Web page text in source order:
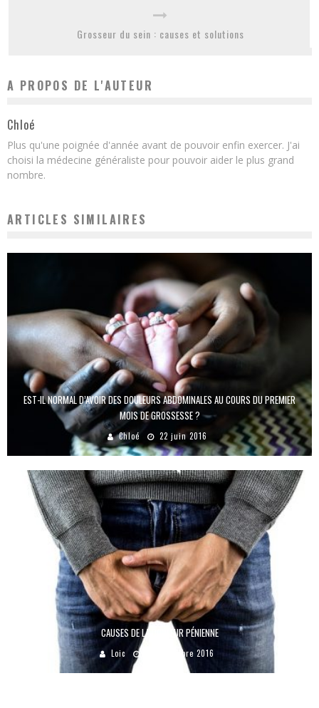
Grosseur du sein : causes et solutions
A PROPOS DE L'AUTEUR
Chloé
Plus qu'une poignée d'année avant de pouvoir enfin exercer. J'ai
choisi la médecine généraliste pour pouvoir aider le plus grand
nombre.
ARTICLES SIMILAIRES
EST-IL NORMAL D’AVOIR DES DOULEURS ABDOMINALES AU COURS DU PREMIER
MOIS DE GROSSESSE ?
Chloé 22 juin 2016
CAUSES DE LA DOULEUR PÉNIENNE
Loic 20 novembre 2016